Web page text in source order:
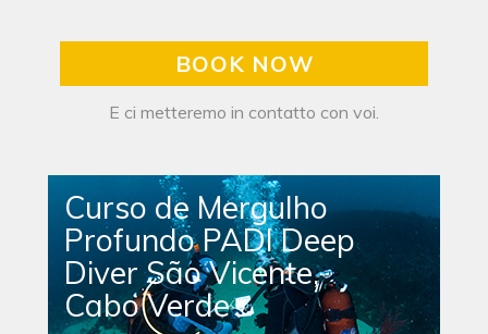
BOOK NOW
E ci metteremo in contatto con voi.
Curso de Mergulho
Profundo PADI Deep
Diver São Vicente,
Cabo Verde